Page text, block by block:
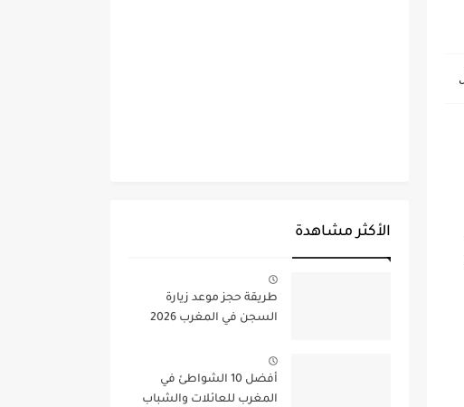
الأكثر مشاهدة
طريقة حجز موعد زيارة
السجن في المغرب 2026
أفضل 10 الشواطئ في
المغرب للعائلات والشباب